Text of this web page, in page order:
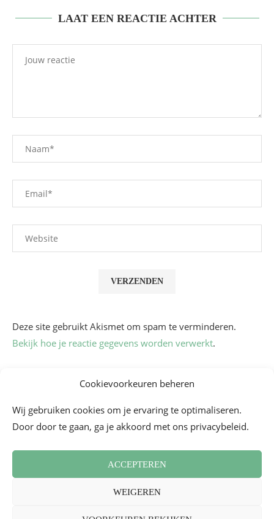
Cookievoorkeuren beheren
Wij gebruiken cookies om je ervaring te optimaliseren.
Door door te gaan, ga je akkoord met ons privacybeleid.
ACCEPTEREN
WEIGEREN
LAAT EEN REACTIE ACHTER
Deze site gebruikt Akismet om spam te verminderen.
Bekijk hoe je reactie gegevens worden verwerkt.
Nieuwsbrief Persoverzicht